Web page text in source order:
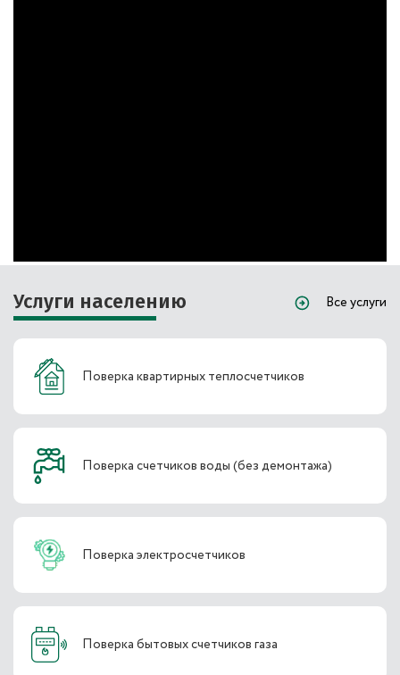
Все услуги
Услуги населению
Поверка квартирных теплосчетчиков
Поверка счетчиков воды (без демонтажа)
Поверка электросчетчиков
Поверка бытовых счетчиков газа